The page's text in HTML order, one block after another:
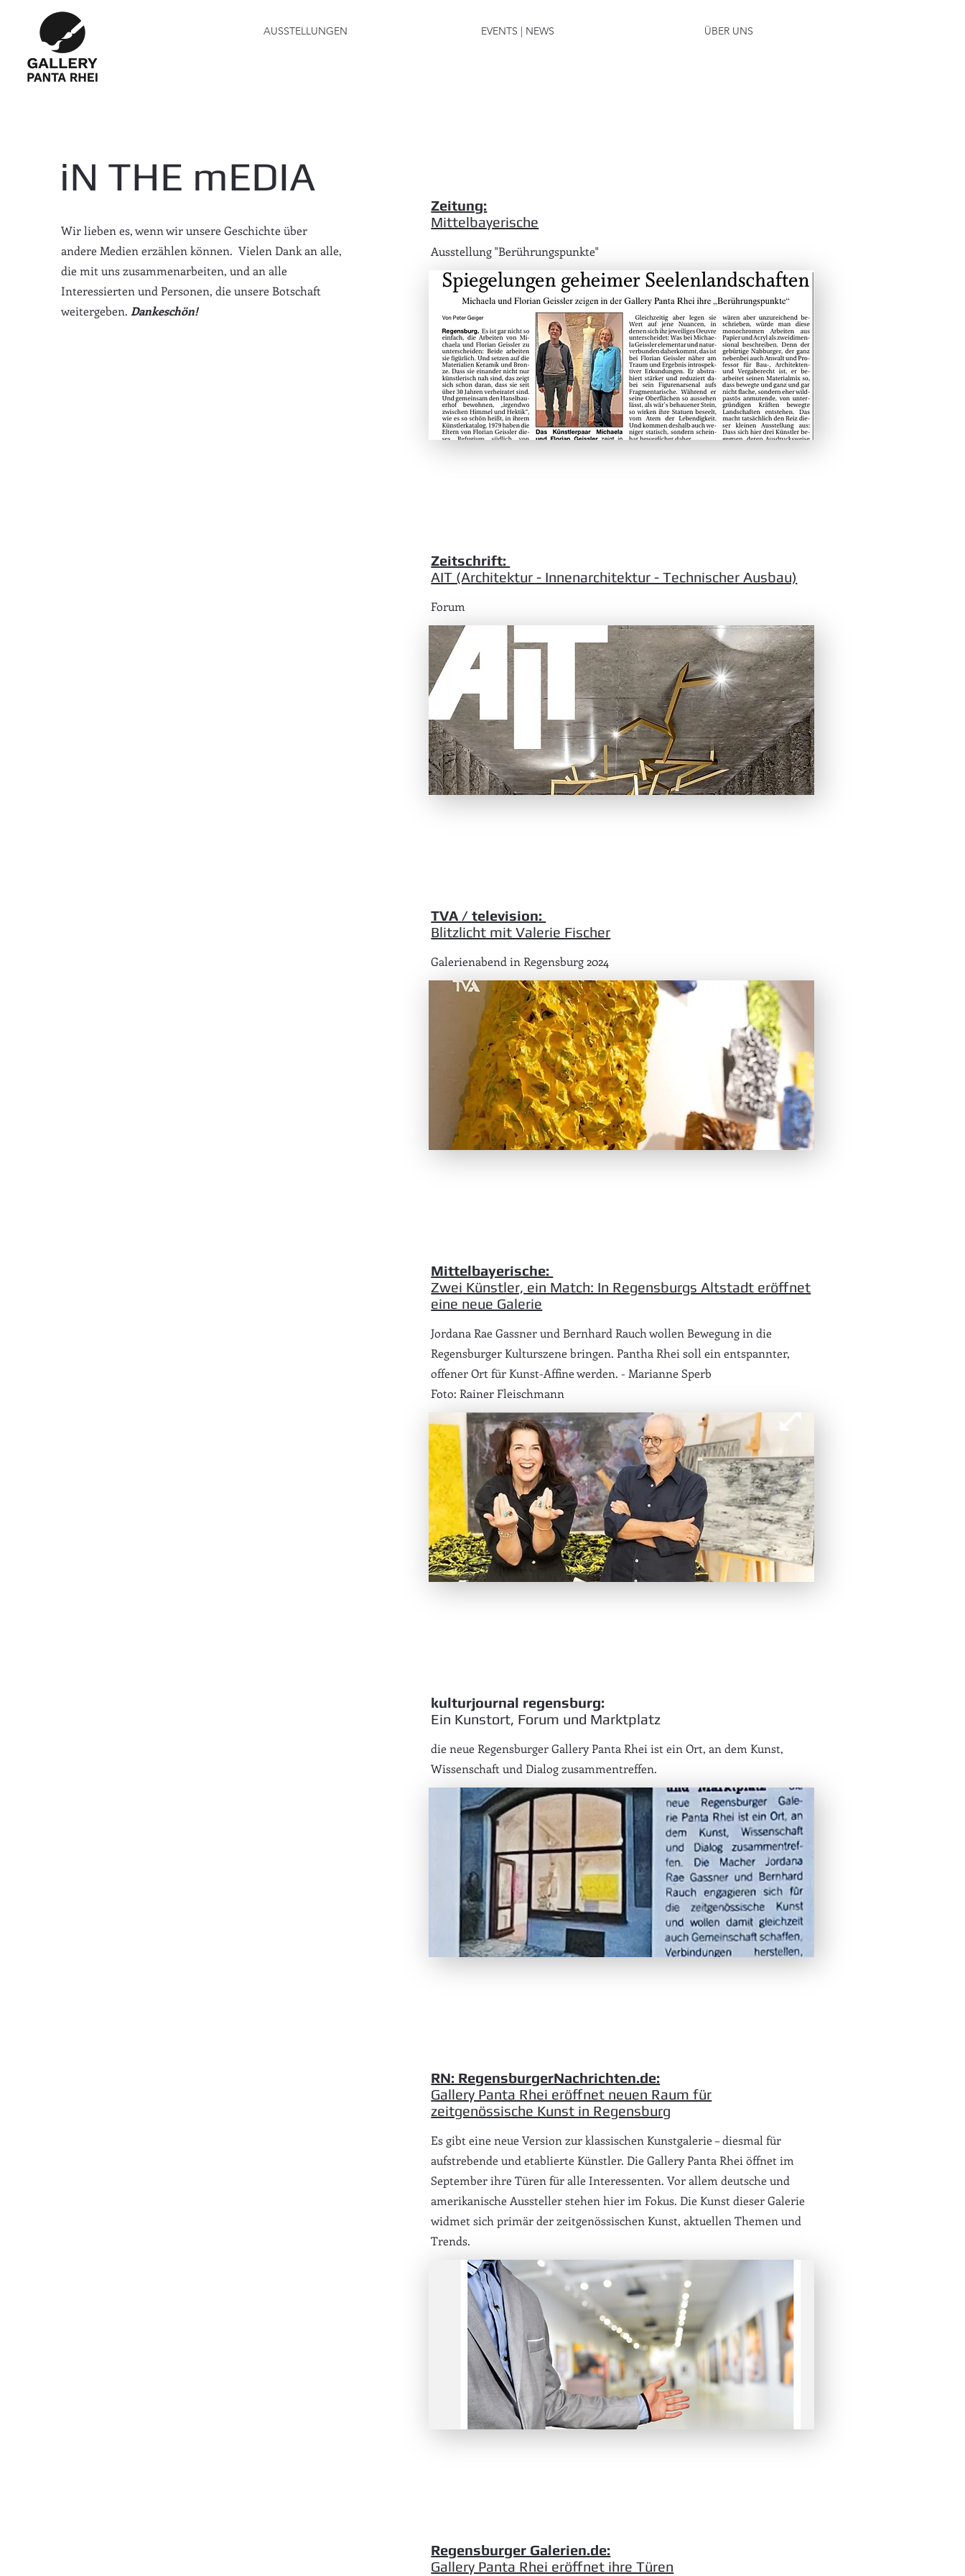
AUSSTELLUNGEN EVENTS | NEWS ÜBER UNS
iN THE mEDIA
Wir lieben es, wenn wir unsere Geschichte über
andere Medien erzählen können. Vielen Dank an alle,
die mit uns zusammenarbeiten, und an alle
Interessierten und Personen, die unsere Botschaft
weitergeben. Dankeschön!
Zeitung:
Mittelbayerische
Ausstellung "Berührungspunkte"
Zeitschrift:
AIT (Architektur - Innenarchitektur - Technischer Ausbau)
Forum
TVA / television:
Blitzlicht mit Valerie Fischer
Galerienabend in Regensburg 2024
Mittelbayerische:
Zwei Künstler, ein Match: In Regensburgs Altstadt eröffnet
eine neue Galerie
Jordana Rae Gassner und Bernhard Rauch wollen Bewegung in die
Regensburger Kulturszene bringen. Pantha Rhei soll ein entspannter,
offener Ort für Kunst-Affine werden. - Marianne Sperb
Foto: Rainer Fleischmann
kulturjournal regensburg:
Ein Kunstort, Forum und Marktplatz
die neue Regensburger Gallery Panta Rhei ist ein Ort, an dem Kunst,
Wissenschaft und Dialog zusammentreffen.
RN: RegensburgerNachrichten.de:
Gallery Panta Rhei eröffnet neuen Raum für
zeitgenössische Kunst in Regensburg
Es gibt eine neue Version zur klassischen Kunstgalerie – diesmal für
aufstrebende und etablierte Künstler. Die Gallery Panta Rhei öffnet im
September ihre Türen für alle Interessenten. Vor allem deutsche und
amerikanische Aussteller stehen hier im Fokus. Die Kunst dieser Galerie
widmet sich primär der zeitgenössischen Kunst, aktuellen Themen und
Trends.
Regensburger Galerien.de:
Gallery Panta Rhei eröffnet ihre Türen